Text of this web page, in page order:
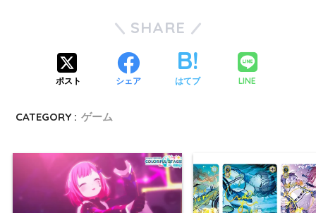
SHARE
ポスト シェア はてブ LINE
CATEGORY : ゲーム